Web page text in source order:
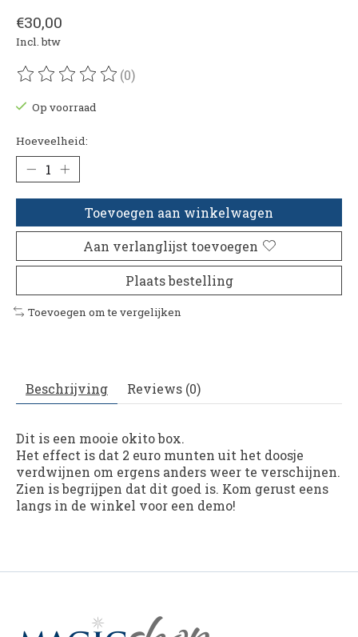
€30,00
Incl. btw
De beoordeling van dit product is
(0)
Op voorraad
Hoeveelheid:
Toevoegen aan winkelwagen
Aan verlanglijst toevoegen
Plaats bestelling
Toevoegen om te vergelijken
Beschrijving Reviews (0)
Dit is een mooie okito box.
Het effect is dat 2 euro munten uit het doosje
verdwijnen om ergens anders weer te verschijnen.
Zien is begrijpen dat dit goed is. Kom gerust eens
langs in de winkel voor een demo!